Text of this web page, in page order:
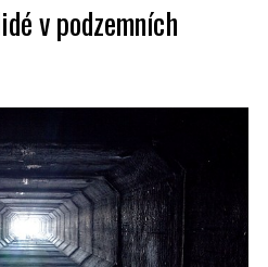
v podzemních